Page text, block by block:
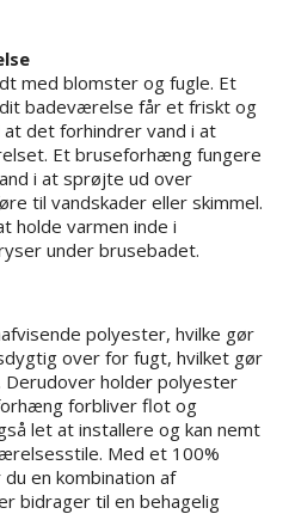
med blomster og fugle. Et
badeværelse får et friskt og
det forhindrer vand i at
Et bruseforhæng fungere
i at sprøjte ud over
til vandskader eller skimmel.
holde varmen inde i
under brusebadet.
polyester, hvilke gør
over for fugt, hvilket gør
holder polyester
forbliver flot og
let at installere og kan nemt
Med et 100%
en kombination af
bidrager til en behagelig